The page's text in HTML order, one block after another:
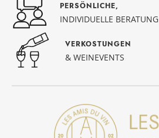
PERSÖNLICHE,
INDIVIDUELLE BERATUNG
VERKOSTUNGEN
& WEINEVENTS